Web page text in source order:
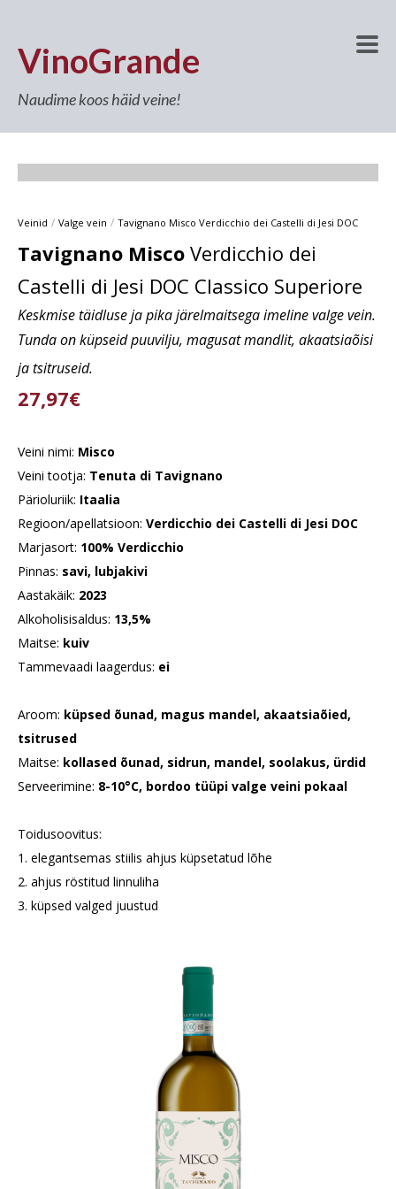
VinoGrande
Naudime koos häid veine!
Veinid / Valge vein / Tavignano Misco Verdicchio dei Castelli di Jesi DOC
Tavignano Misco Verdicchio dei
Castelli di Jesi DOC Classico Superiore
Keskmise täidluse ja pika järelmaitsega imeline valge vein.
Tunda on küpseid puuvilju, magusat mandlit, akaatsiaõisi
ja tsitruseid.
27,97€
Veini nimi: Misco
Veini tootja: Tenuta di Tavignano
Pärioluriik: Itaalia
Regioon/apellatsioon: Verdicchio dei Castelli di Jesi DOC
Marjasort: 100% Verdicchio
Pinnas: savi, lubjakivi
Aastakäik: 2023
Alkoholisisaldus: 13,5%
Maitse: kuiv
Tammevaadi laagerdus: ei
Aroom: küpsed õunad, magus mandel, akaatsiaõied,
tsitrused
Maitse: kollased õunad, sidrun, mandel, soolakus, ürdid
Serveerimine: 8-10°C, bordoo tüüpi valge veini pokaal
Toidusoovitus:
1. elegantsemas stiilis ahjus küpsetatud lõhe
2. ahjus röstitud linnuliha
3. küpsed valged juustud